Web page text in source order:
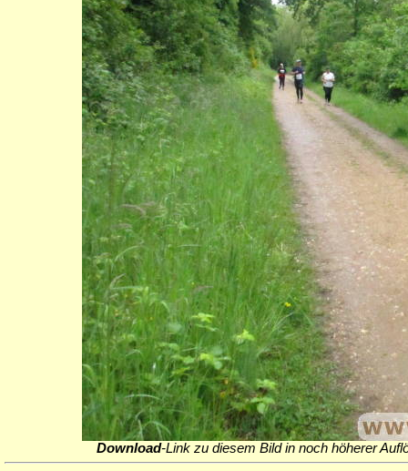
Download-Link zu diesem Bild in noch höherer